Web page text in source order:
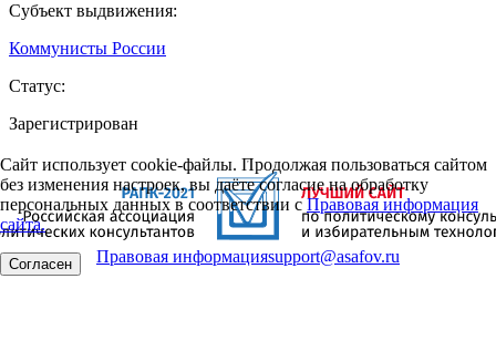
Субъект выдвижения:
Коммунисты России
Статус:
Зарегистрирован
Сайт использует cookie-файлы. Продолжая пользоваться сайтом
без изменения настроек, вы даёте согласие на обработку
персональных данных в соответствии сПравовая информация
сайта.
Согласен Правовая информацияsupport@asafov.ru